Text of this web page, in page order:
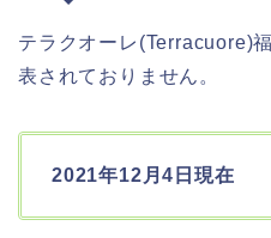
テラクオーレ(Terracuore)
表されておりません。
2021年12月4日現在